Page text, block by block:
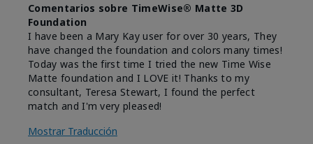
Comentarios sobre TimeWise® Matte 3D
Foundation
I have been a Mary Kay user for over 30 years, They
have changed the foundation and colors many times!
Today was the first time I tried the new Time Wise
Matte foundation and I LOVE it! Thanks to my
consultant, Teresa Stewart, I found the perfect
match and I'm very pleased!
Mostrar Traducción